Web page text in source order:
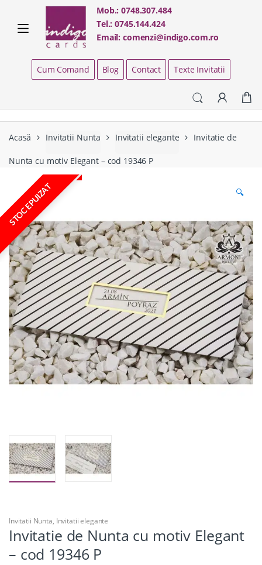
navigation
content
Mob.:0748.307.484
Tel.:0745.144.424
Email:comenzi@indigo.com.ro
Cum Comand Blog Contact Texte Invitatii
Acasă Invitatii Nunta Invitatii elegante Invitatie de
Nunta cu motiv Elegant – cod 19346 P
STOC EPUIZAT 🔍
Invitatii Nunta, Invitatii elegante
Invitatie de Nunta cu motiv Elegant
– cod 19346 P